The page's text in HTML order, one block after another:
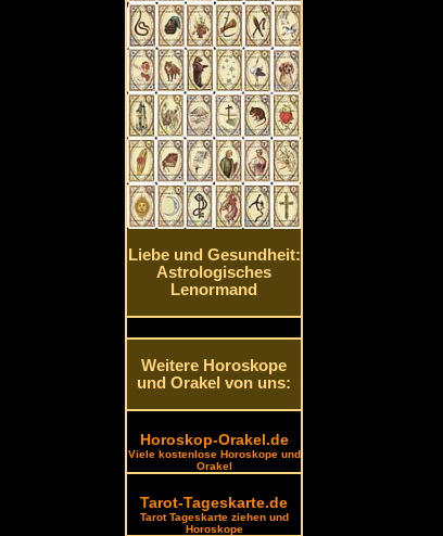
Liebe und Gesundheit:
Astrologisches
Lenormand
Weitere Horoskope
und Orakel von uns:
Horoskop-Orakel.de
Viele kostenlose Horoskope und
Orakel
Tarot-Tageskarte.de
Tarot Tageskarte ziehen und
Horoskope